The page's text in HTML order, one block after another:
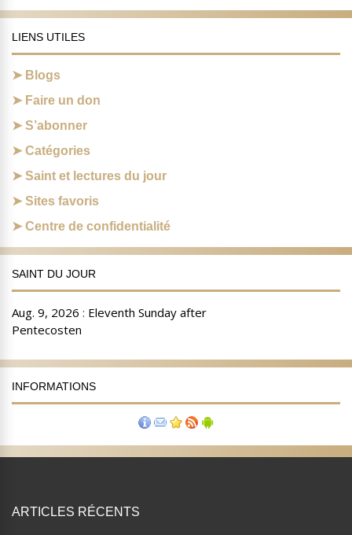
LIENS UTILES
Blogs
Faire un don
S’abonner
Catégories
Saint et lectures du jour
Sites favoris
Centre de confidentialité
SAINT DU JOUR
INFORMATIONS
ARTICLES RÉCENTS